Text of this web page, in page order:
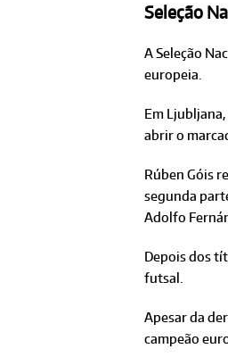
Seleção
A Seleção
europeia.
Em
abrir o
Rúben Góis
segunda
Adolfo
Depois dos
futsal.
Apesar da
campeão